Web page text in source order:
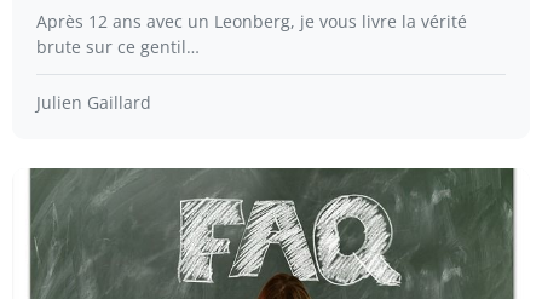
Après 12 ans avec un Leonberg, je vous livre la vérité
brute sur ce gentil…
Julien Gaillard